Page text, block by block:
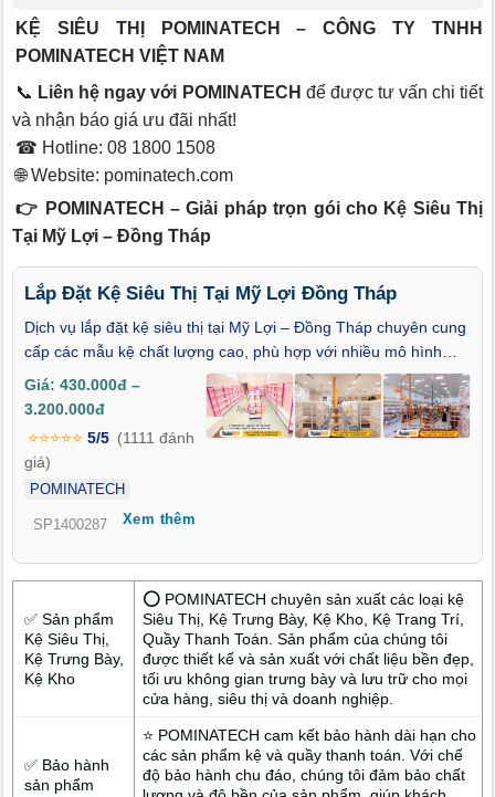
KỆ SIÊU THỊ POMINATECH – CÔNG TY TNHH
POMINATECH VIỆT NAM
📞 Liên hệ ngay với POMINATECH để được tư vấn chi tiết
và nhận báo giá ưu đãi nhất!
☎ Hotline: 08 1800 1508
🌐 Website: pominatech.com
👉 POMINATECH – Giải pháp trọn gói cho Kệ Siêu Thị
Tại Mỹ Lợi – Đồng Tháp
Lắp Đặt Kệ Siêu Thị Tại Mỹ Lợi Đồng Tháp
Dịch vụ lắp đặt kệ siêu thị tại Mỹ Lợi – Đồng Tháp chuyên cung
cấp các mẫu kệ chất lượng cao, phù hợp với nhiều mô hình
kinh doanh: tạp hóa, siêu thị mini, cửa hàng tiện lợi. Đội ngũ kỹ
thuật tay nghề cao đảm bảo thi công nhanh chóng, đúng chuẩn
và tối ưu diện tích trưng bày. Cam kết bảo hành dài hạn, hỗ trợ
vận chuyển tận nơi. Tư vấn tận tâm, báo giá minh bạch, phù
hợp ngân sách từng khách hàng. Liên hệ ngay để được khảo
sát và thiết kế miễn phí.
Giá: 430.000đ –
3.200.000đ
⭐⭐⭐⭐⭐ 5/5 (1111 đánh
giá)
POMINATECH
SP1400287 Xem thêm
✅ Sản phẩm
Kệ Siêu Thị,
Kệ Trưng Bày,
Kệ Kho
⭕ POMINATECH chuyên sản xuất các loại kệ
Siêu Thị, Kệ Trưng Bày, Kệ Kho, Kệ Trang Trí,
Quầy Thanh Toán. Sản phẩm của chúng tôi
được thiết kế và sản xuất với chất liệu bền đẹp,
tối ưu không gian trưng bày và lưu trữ cho mọi
cửa hàng, siêu thị và doanh nghiệp.
✅ Bảo hành
sản phẩm
⭐ POMINATECH cam kết bảo hành dài hạn cho
các sản phẩm kệ và quầy thanh toán. Với chế
độ bảo hành chu đáo, chúng tôi đảm bảo chất